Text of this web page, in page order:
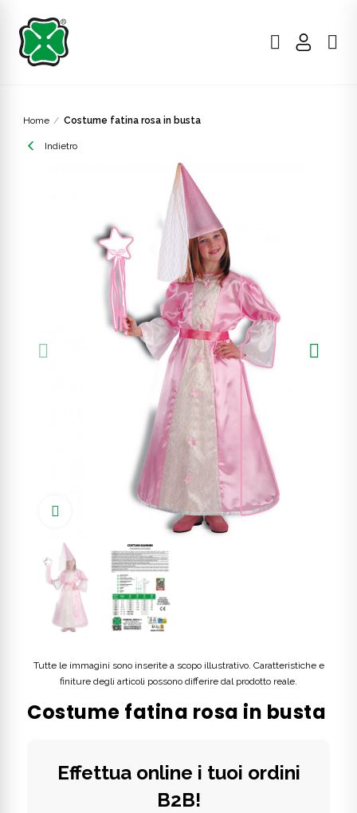
Home Costume fatina rosa in busta
Indietro
Click to enlarge
Tutte le immagini sono inserite a scopo illustrativo. Caratteristiche e
finiture degli articoli possono differire dal prodotto reale.
Costume fatina rosa in busta
Effettua online i tuoi ordini
B2B!